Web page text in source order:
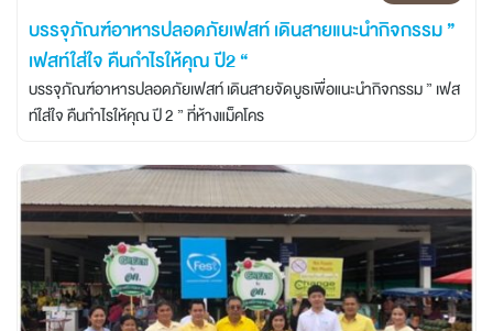
บรรจุภัณฑ์อาหารปลอดภัยเฟสท์ เดินสายแนะนำกิจกรรม ”
เฟสท์ใส่ใจ คืนกำไรให้คุณ ปี2 “
บรรจุภัณฑ์อาหารปลอดภัยเฟสท์ เดินสายจัดบูธเพื่อแนะนำกิจกรรม ” เฟส
ท์ใส่ใจ คืนกำไรให้คุณ ปี 2 ” ที่ห้างแม็คโคร